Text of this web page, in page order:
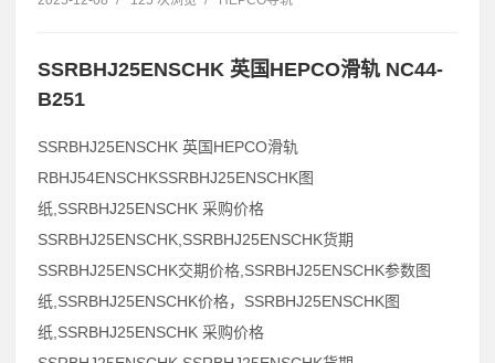
SSRBHJ25ENSCHK 英国HEPCO滑轨 NC44-
B251
SSRBHJ25ENSCHK 英国HEPCO滑轨
RBHJ54ENSCHKSSRBHJ25ENSCHK图
纸,SSRBHJ25ENSCHK 采购价格
SSRBHJ25ENSCHK,SSRBHJ25ENSCHK货期
SSRBHJ25ENSCHK交期价格,SSRBHJ25ENSCHK参数图
纸,SSRBHJ25ENSCHK价格，SSRBHJ25ENSCHK图
纸,SSRBHJ25ENSCHK 采购价格